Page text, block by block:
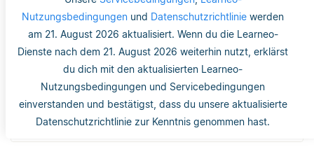
Nutzungsbedingungen und Datenschutzrichtlinie werden
am 21. August 2026 aktualisiert. Wenn du die Learneo-
Dienste nach dem 21. August 2026 weiterhin nutzt, erklärst
du dich mit den aktualisierten Learneo-
Nutzungsbedingungen und Servicebedingungen
einverstanden und bestätigst, dass du unsere aktualisierte
Datenschutzrichtlinie zur Kenntnis genommen hast.
War dieser Artikel hilfreich?
38 6